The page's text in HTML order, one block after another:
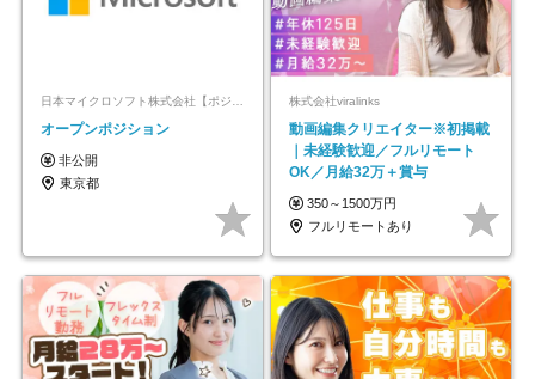
日本マイクロソフト株式会社【ポジションマッチ登録】
オープンポジション
非公開
東京都
株式会社viralinks
動画編集クリエイター※初掲載
｜未経験歓迎／フルリモート
OK／月給32万＋賞与
350～1500万円
フルリモートあり